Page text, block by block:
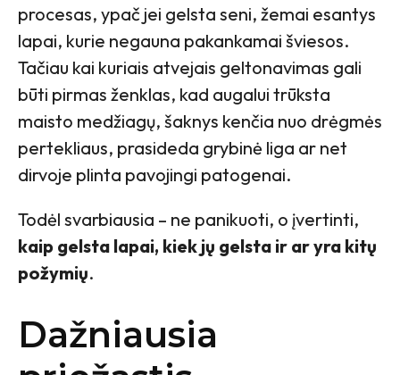
procesas, ypač jei gelsta seni, žemai esantys
lapai, kurie negauna pakankamai šviesos.
Tačiau kai kuriais atvejais geltonavimas gali
būti pirmas ženklas, kad augalui trūksta
maisto medžiagų, šaknys kenčia nuo drėgmės
pertekliaus, prasideda grybinė liga ar net
dirvoje plinta pavojingi patogenai.
Todėl svarbiausia – ne panikuoti, o įvertinti,
kaip gelsta lapai, kiek jų gelsta ir ar yra kitų
požymių.
Dažniausia